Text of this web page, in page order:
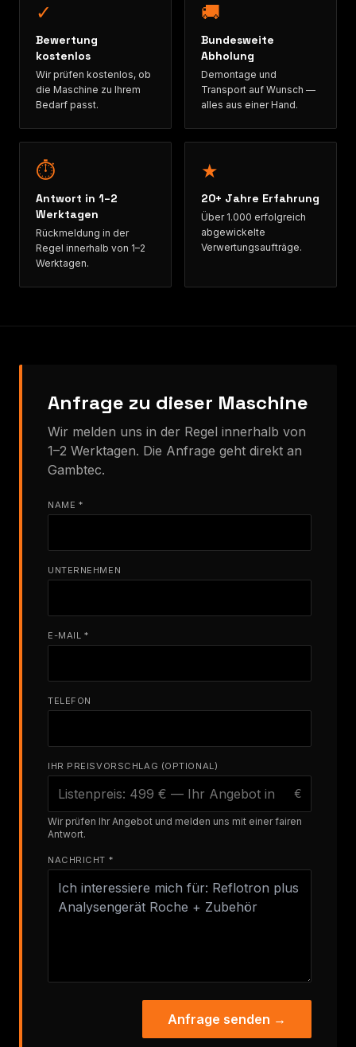
✓
Bewertung
kostenlos
Wir prüfen kostenlos, ob
die Maschine zu Ihrem
Bedarf passt.
🚚
Bundesweite
Abholung
Demontage und
Transport auf Wunsch —
alles aus einer Hand.
⏱
Antwort in 1–2
Werktagen
Rückmeldung in der
Regel innerhalb von 1–2
Werktagen.
★
20+ Jahre Erfahrung
Über 1.000 erfolgreich
abgewickelte
Verwertungsaufträge.
Anfrage zu dieser Maschine
Wir melden uns in der Regel innerhalb von
1–2 Werktagen. Die Anfrage geht direkt an
Gambtec.
NAME *
UNTERNEHMEN
E-MAIL *
TELEFON
IHR PREISVORSCHLAG (OPTIONAL)
€
Wir prüfen Ihr Angebot und melden uns mit einer fairen
Antwort.
NACHRICHT *
Anfrage senden →